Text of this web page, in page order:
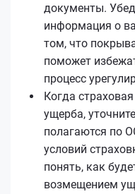
документы.
информация о
том, что
поможет
процесс
Когда
ущерба,
полагаются по
условий
понять, как
возмещением